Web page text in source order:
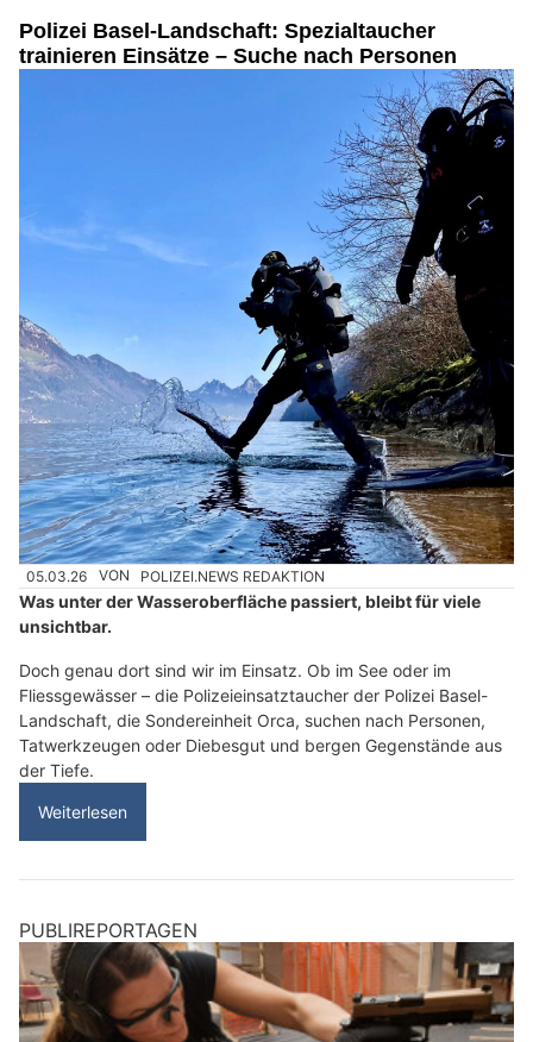
Polizei Basel-Landschaft: Spezialtaucher
trainieren Einsätze – Suche nach Personen
05.03.26 VON POLIZEI.NEWS REDAKTION
Was unter der Wasseroberfläche passiert, bleibt für viele
unsichtbar.
Doch genau dort sind wir im Einsatz. Ob im See oder im
Fliessgewässer – die Polizeieinsatztaucher der Polizei Basel-
Landschaft, die Sondereinheit Orca, suchen nach Personen,
Tatwerkzeugen oder Diebesgut und bergen Gegenstände aus
der Tiefe.
Weiterlesen
PUBLIREPORTAGEN